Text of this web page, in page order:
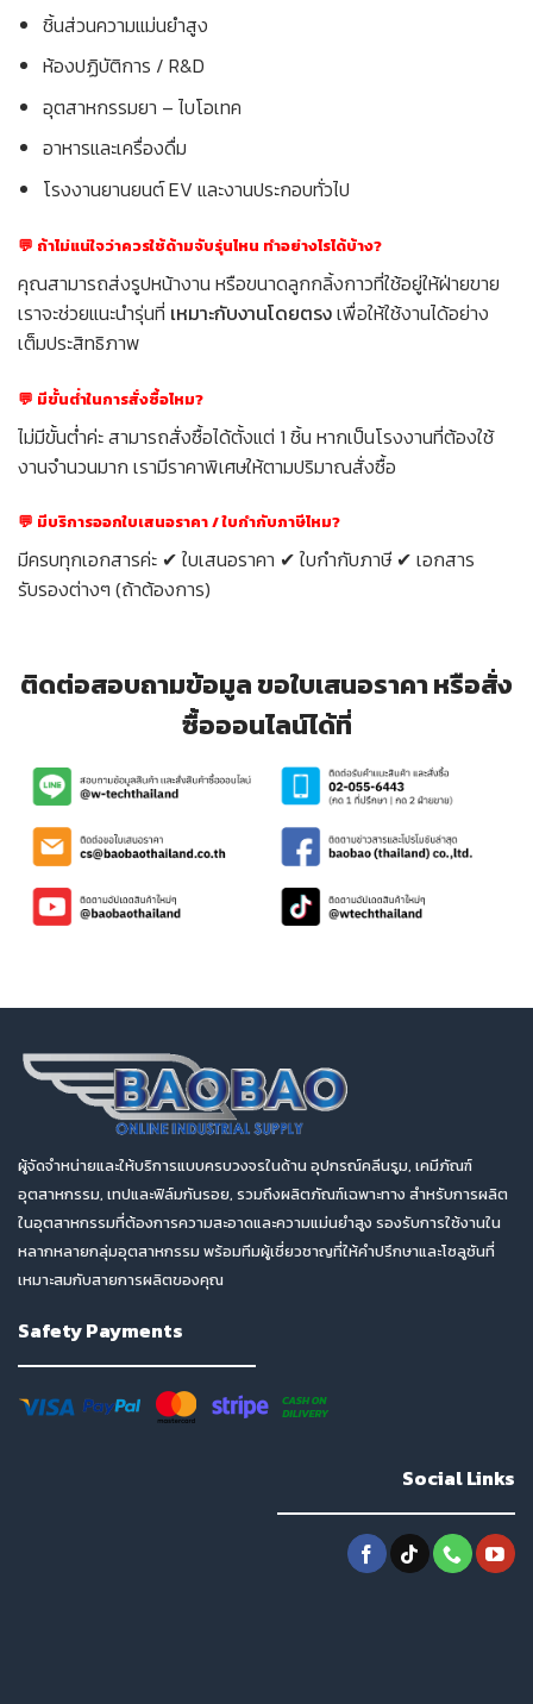
ชิ้นส่วนความแม่นยำสูง
ห้องปฏิบัติการ / R&D
อุตสาหกรรมยา – ไบโอเทค
อาหารและเครื่องดื่ม
โรงงานยานยนต์ EV และงานประกอบทั่วไป
💬 ถ้าไม่แน่ใจว่าควรใช้ด้ามจับรุ่นไหน ทำอย่างไรได้บ้าง?
คุณสามารถส่งรูปหน้างาน หรือขนาดลูกกลิ้งกาวที่ใช้อยู่ให้ฝ่ายขาย
เราจะช่วยแนะนำรุ่นที่ เหมาะกับงานโดยตรงเพื่อให้ใช้งานได้อย่าง
เต็มประสิทธิภาพ
💬 มีขั้นต่ำในการสั่งซื้อไหม?
ไม่มีขั้นต่ำค่ะ สามารถสั่งซื้อได้ตั้งแต่ 1 ชิ้น หากเป็นโรงงานที่ต้องใช้
งานจำนวนมาก เรามีราคาพิเศษให้ตามปริมาณสั่งซื้อ
💬 มีบริการออกใบเสนอราคา / ใบกำกับภาษีไหม?
มีครบทุกเอกสารค่ะ ✔ ใบเสนอราคา ✔ ใบกำกับภาษี ✔ เอกสาร
รับรองต่างๆ (ถ้าต้องการ)
ติดต่อสอบถามข้อมูล ขอใบเสนอราคา หรือสั่ง
ซื้อออนไลน์ได้ที่
ผู้จัดจำหน่ายและให้บริการแบบครบวงจรในด้าน อุปกรณ์คลีนรูม, เคมีภัณฑ์
อุตสาหกรรม, เทปและฟิล์มกันรอย, รวมถึงผลิตภัณฑ์เฉพาะทาง สำหรับการผลิต
ในอุตสาหกรรมที่ต้องการความสะอาดและความแม่นยำสูง รองรับการใช้งานใน
หลากหลายกลุ่มอุตสาหกรรม พร้อมทีมผู้เชี่ยวชาญที่ให้คำปรึกษาและโซลูชันที่
เหมาะสมกับสายการผลิตของคุณ
Safety Payments
Social Links